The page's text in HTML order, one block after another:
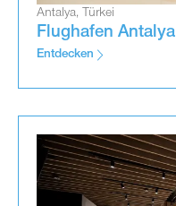
Antalya, Türkei
Flughafen Antalya
Entdecken